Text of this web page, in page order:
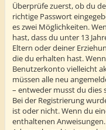
Überprüfe zuerst, ob du
richtige Passwort
es zwei Möglichkeiten.
hast, dass du unter 13
Eltern oder deiner
die du erhalten hast.
Benutzerkonto vielleicht
müssen alle neu
– entweder musst du dies
Bei der Registrierung
ist oder nicht. Wenn du
enthaltenen